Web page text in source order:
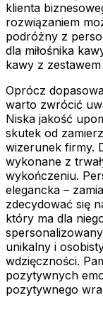
klienta
rozwiązaniem
podróżny z
dla miłośnika
kawy z
Oprócz
warto zwrócić
Niska jakość
skutek od
wizerunek firmy.
wykonane z
wykończeniu.
elegancka –
zdecydować się
który ma dla
unikalny i
wdzięczności.
pozytywnych
pozytywnego